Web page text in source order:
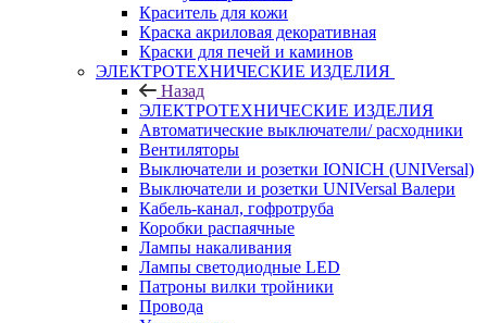
Краситель для кожи
Краска акриловая декоративная
Краски для печей и каминов
ЭЛЕКТРОТЕХНИЧЕСКИЕ ИЗДЕЛИЯ
Назад
ЭЛЕКТРОТЕХНИЧЕСКИЕ ИЗДЕЛИЯ
Автоматические выключатели/ расходники
Вентиляторы
Выключатели и розетки IONICH (UNIVersal)
Выключатели и розетки UNIVersal Валери
Кабель-канал, гофротруба
Коробки распаячные
Лампы накаливания
Лампы светодиодные LED
Патроны вилки тройники
Провода